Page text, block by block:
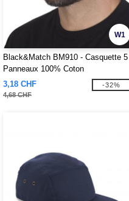
W1
Black&Match BM910 - Casquette 5
Panneaux 100% Coton
3,18 CHF
4,68 CHF
-32%